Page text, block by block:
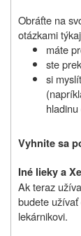
Obráťte na
otázkami
máte
ste
si
Vyhnite sa
Iné lieky a
Ak teraz
budete
lekárnikovi.